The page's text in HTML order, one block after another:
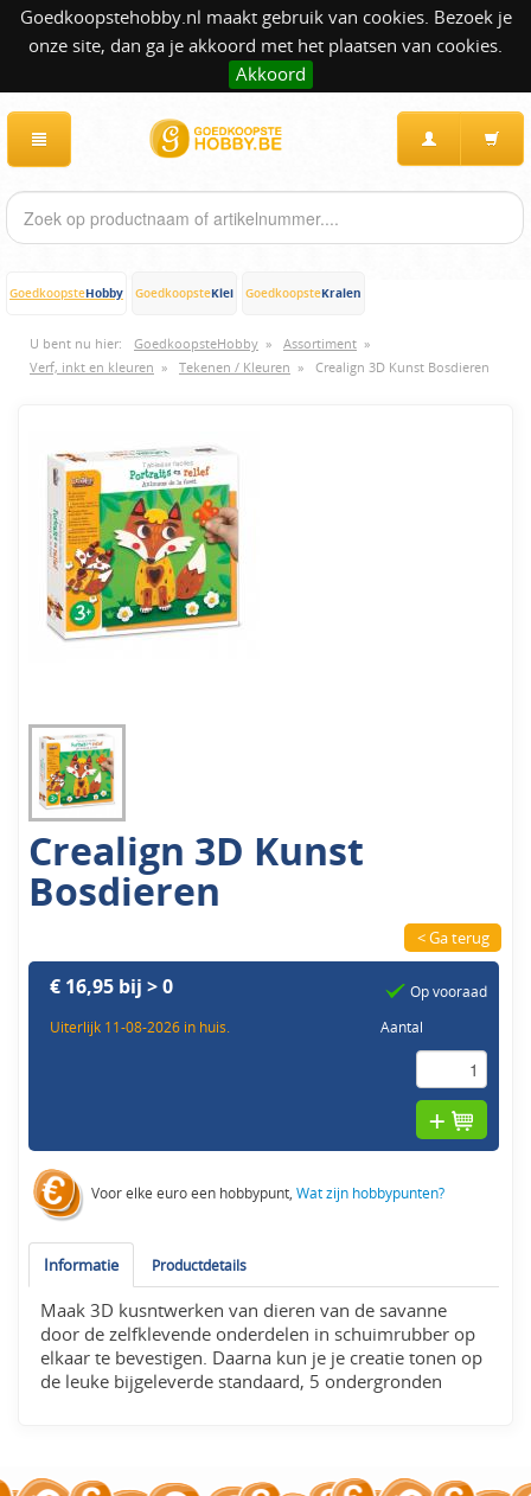
Goedkoopstehobby.nl maakt gebruik van cookies. Bezoek je
onze site, dan ga je akkoord met het plaatsen van cookies.
Akkoord
GoedkoopsteHobby GoedkoopsteKlei GoedkoopsteKralen
U bent nu hier: GoedkoopsteHobby » Assortiment »
Verf, inkt en kleuren » Tekenen / Kleuren » Crealign 3D Kunst Bosdieren
Crealign 3D Kunst
Bosdieren
< Ga terug
€ 16,95 bij > 0
Uiterlijk 11-08-2026 in huis.
Op vooraad
Aantal
Voor elke euro een hobbypunt,Wat zijn hobbypunten?
Informatie Productdetails
Maak 3D kusntwerken van dieren van de savanne
door de zelfklevende onderdelen in schuimrubber op
elkaar te bevestigen. Daarna kun je je creatie tonen op
de leuke bijgeleverde standaard, 5 ondergronden